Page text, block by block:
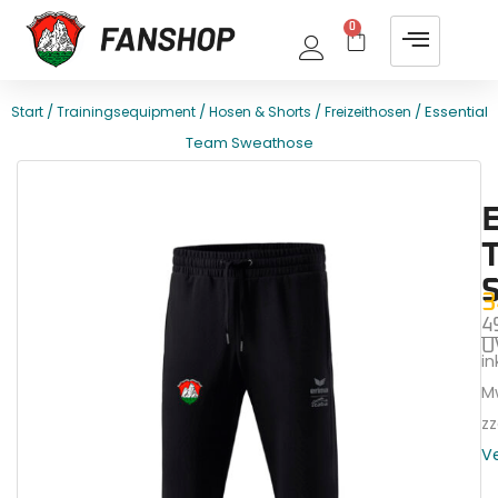
0
Start/Trainingsequipment/Hosen & Shorts /Freizeithosen / Essential
Team Sweathose